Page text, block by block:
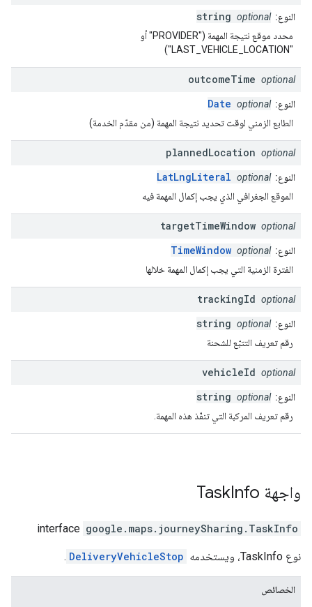
النوع: string optional
محدد موقع نتيجة المهمة ("PROVIDER" أو
"LAST_VEHICLE_LOCATION")
outcomeTime optional
النوع: Date optional
الطابع الزمني لوقت تحديد نتيجة المهمة (من مقدّم الخدمة)
plannedLocation optional
النوع: LatLngLiteral optional
الموقع الجغرافي الذي يجب إكمال المهمة فيه
targetTimeWindow optional
النوع: TimeWindow optional
الفترة الزمنية التي يجب إكمال المهمة خلالها
trackingId optional
النوع: string optional
رقم تعريف التتبّع للشحنة
vehicleId optional
النوع: string optional
رقم تعريف المركبة التي تنفّذ هذه المهمة.
واجهة TaskInfo
google.maps.journeySharing . TaskInfo
نوع TaskInfo، ويستخدمه DeliveryVehicleStop
.
الخصائص